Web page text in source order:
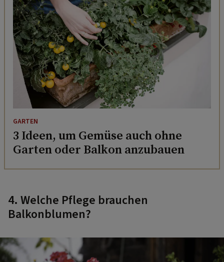
GARTEN
3 Ideen, um Gemüse auch ohne
Garten oder Balkon anzubauen
4. Welche Pflege brauchen
Balkonblumen?